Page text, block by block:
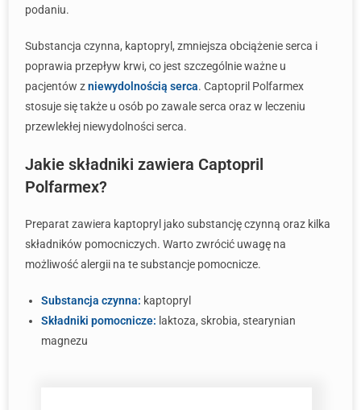
podaniu.
Substancja czynna, kaptopryl, zmniejsza obciążenie serca i
poprawia przepływ krwi, co jest szczególnie ważne u
pacjentów zniewydolnością serca. Captopril Polfarmex
stosuje się także u osób po zawale serca oraz w leczeniu
przewlekłej niewydolności serca.
Jakie składniki zawiera Captopril
Polfarmex?
Preparat zawiera kaptopryl jako substancję czynną oraz kilka
składników pomocniczych. Warto zwrócić uwagę na
możliwość alergii na te substancje pomocnicze.
Substancja czynna: kaptopryl
Składniki pomocnicze: laktoza, skrobia, stearynian
magnezu